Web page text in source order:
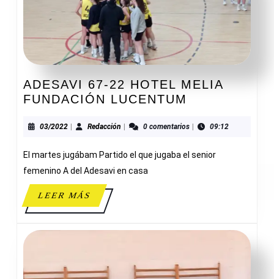
ADESAVI 67-22 HOTEL MELIA
FUNDACIÓN LUCENTUM
22
MELIA
03/202203/2022
| Redacción Redacción
| 0 comentarios | 09:12
El martes jugábam Partido el que jugaba el senior
femenino A del Adesavi en casa
LEER MÁSLEER
MÁS